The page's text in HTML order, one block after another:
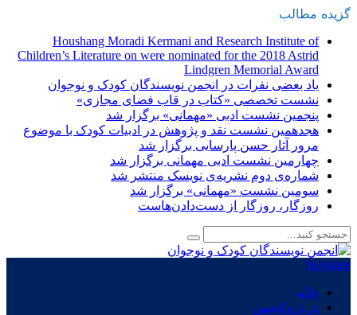
گزیده مطالب
Houshang Moradi Kermani and Research Institute of
Children’s Literature on were nominated for the 2018 Astrid
Lindgren Memorial Award
یاد بعضی نفرات در انجمن نویسندگان کودک و نوجوان
نشست تخصصی «کتاب در قاب فضای مجازی»
پنجمین نشست ادبی «مهمانی» برگزار شد
هجدهمین نشست نقد و پژوهش در ادبیات کودک با موضوع
مرور آثار حسن پارسایی برگزار شد
چهارمین نشست ادبی مهمانی برگزار شد
شماره‌ی دوم نشریه‌ی نویسک منتشر شد
سومین نشست «مهمانی» برگزار شد
روزگار، روزگار از دست‌دادن‌هاست
Navigate
خانه
درباره انجمن